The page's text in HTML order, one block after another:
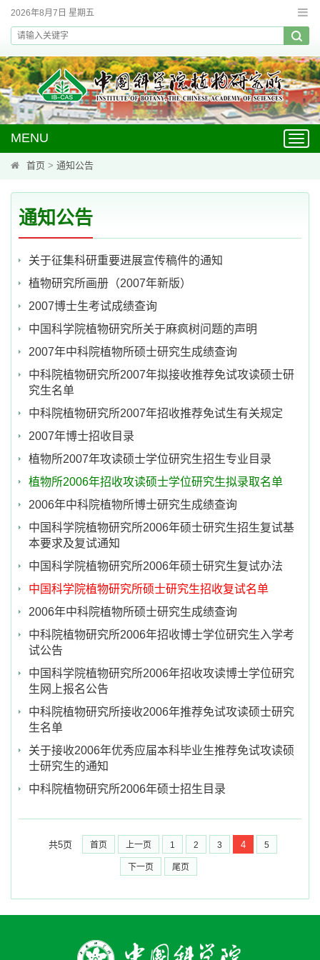
2026年8月7日 星期五
MENU
首页 > 通知公告
通知公告
关于征集科研重要进展宣传稿件的通知
植物研究所画册（2007年新版）
2007博士生考试成绩查询
中国科学院植物研究所关于麻疯树问题的声明
2007年中科院植物所硕士研究生成绩查询
中科院植物研究所2007年拟接收推荐免试攻读硕士研
究生名单
中科院植物研究所2007年招收推荐免试生有关规定
2007年博士招收目录
植物所2007年攻读硕士学位研究生招生专业目录
植物所2006年招收攻读硕士学位研究生拟录取名单
2006年中科院植物所博士研究生成绩查询
中国科学院植物研究所2006年硕士研究生招生复试基
本要求及复试通知
中国科学院植物研究所2006年硕士研究生复试办法
中国科学院植物研究所硕士研究生招收复试名单
2006年中科院植物所硕士研究生成绩查询
中科院植物研究所2006年招收博士学位研究生入学考
试公告
中国科学院植物研究所2006年招收攻读博士学位研究
生网上报名公告
中科院植物研究所接收2006年推荐免试攻读硕士研究
生名单
关于接收2006年优秀应届本科毕业生推荐免试攻读硕
士研究生的通知
中科院植物研究所2006年硕士招生目录
共5页 首页 上一页 1 2 3 4 5
下一页 尾页